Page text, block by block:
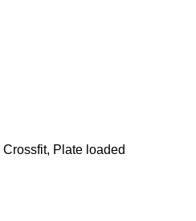
Crossfit, Plate loaded